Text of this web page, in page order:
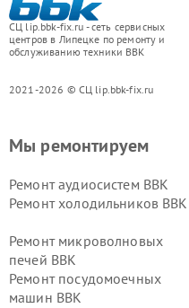
СЦ lip.bbk-fix.ru - сеть сервисных
центров в Липецке по ремонту и
обслуживанию техники BBK
2021-2026 © СЦ lip.bbk-fix.ru
Мы ремонтируем
Ремонт аудиосистем BBK
Ремонт холодильников BBK
Ремонт микроволновых
печей BBK
Ремонт посудомоечных
машин BBK